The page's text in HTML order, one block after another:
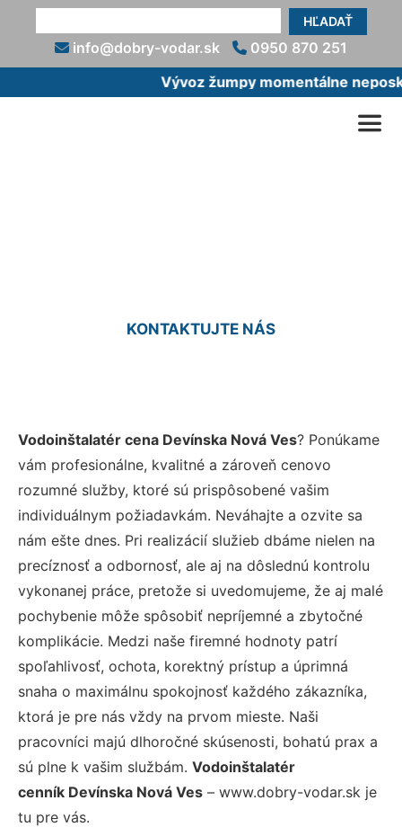
HĽADAŤ
info@dobry-vodar.sk
0950 870 251
Vývoz žumpy momentálne
KONTAKTUJTE NÁS
Vodoinštalatér cena Devínska Nová Ves? Ponúkame
vám profesionálne, kvalitné a zároveň cenovo
rozumné služby, ktoré sú prispôsobené vašim
individuálnym požiadavkám. Neváhajte a ozvite sa
nám ešte dnes. Pri realizácií služieb dbáme nielen na
precíznosť a odbornosť, ale aj na dôslednú kontrolu
vykonanej práce, pretože si uvedomujeme, že aj malé
pochybenie môže spôsobiť nepríjemné a zbytočné
komplikácie. Medzi naše firemné hodnoty patrí
spoľahlivosť, ochota, korektný prístup a úprimná
snaha o maximálnu spokojnosť každého zákazníka,
ktorá je pre nás vždy na prvom mieste. Naši
pracovníci majú dlhoročné skúsenosti, bohatú prax a
sú plne k vašim službám. Vodoinštalatér
cenník Devínska Nová Ves – www.dobry-vodar.sk je
tu pre vás.